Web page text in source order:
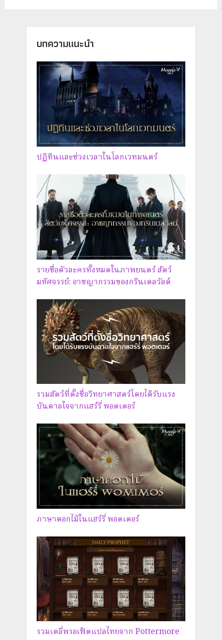
บทความแนะนำ
ปฏิทินและช่วงเวลาในโลกเวทมนตร์
รายชื่อตัวละครทั้งหมดในภาพยนตร์ สัตว์
มหัศจรรย์: อาชญากรรมของกรินเดลวัลด์
รวมสัตว์ที่ตั้งชื่อวิทยาศาสตร์โดยได้รับแรง
บันดาลใจจากแฮร์รี่ พอตเตอร์
ภาษาดอกไม้ในแฮร์รี่ พอตเตอร์
รวมเดลี่พรอเฟ็ตแปลไทยจาก Pottermore